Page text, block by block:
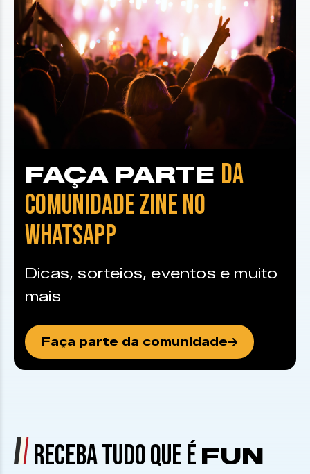
FAÇA PARTE DA
COMUNIDADE ZINE NO
WHATSAPP
Dicas, sorteios, eventos e muito
mais
Faça parte da comunidade
RECEBA TUDO QUE É FUN